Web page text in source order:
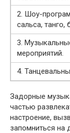
2. Шоу-
сальса, танго,
3.
мероприятий.
4.
Задорные
частью
настроение,
запомниться на